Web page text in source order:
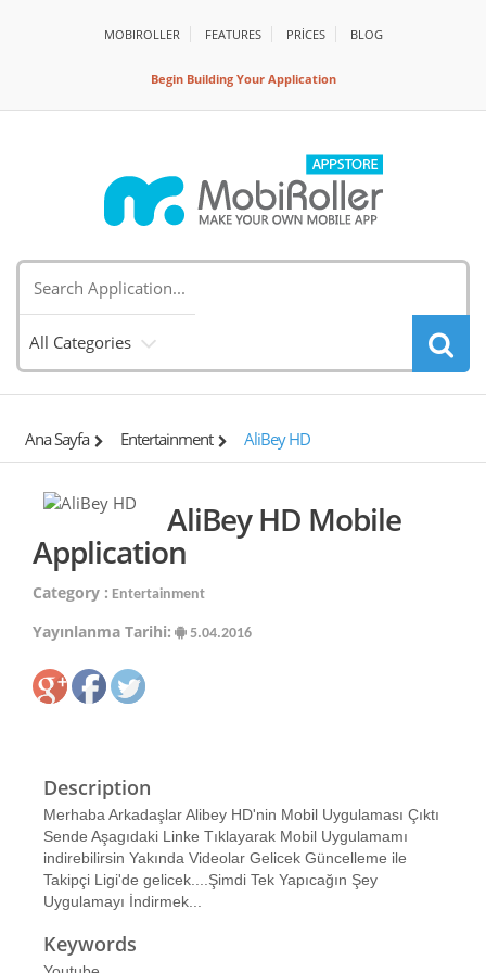
MOBIROLLER FEATURES PRİCES BLOG
Begin Building Your Application
All Categories
Ana Sayfa Entertainment AliBey HD
AliBey HD Mobile
Application
Category : Entertainment
Yayınlanma Tarihi: 5.04.2016
Description
Merhaba Arkadaşlar Alibey HD'nin Mobil Uygulaması Çıktı
Sende Aşagıdaki Linke Tıklayarak Mobil Uygulamamı
indirebilirsin Yakında Videolar Gelicek Güncelleme ile
Takipçi Ligi'de gelicek....Şimdi Tek Yapıcağın Şey
Uygulamayı İndirmek...
Keywords